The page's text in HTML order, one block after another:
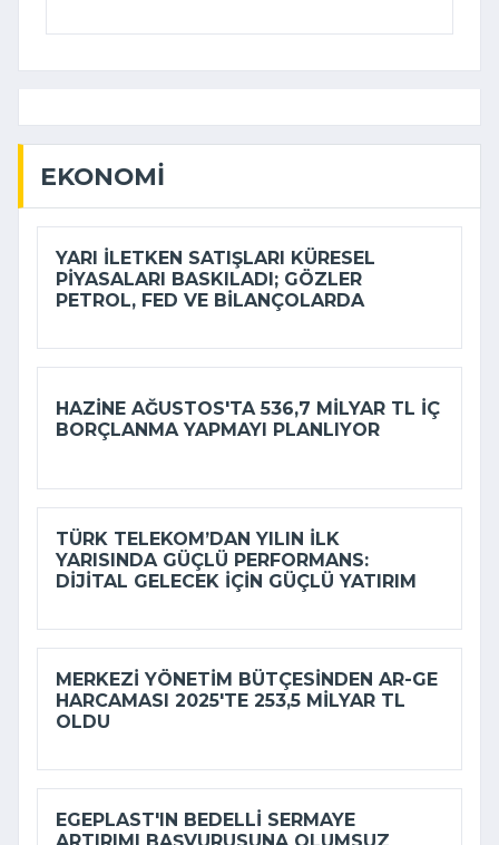
EKONOMI
YARI ILETKEN SATIŞLARI KÜRESEL
PIYASALARI BASKILADI; GÖZLER
PETROL, FED VE BILANÇOLARDA
HAZINE AĞUSTOS'TA 536,7 MILYAR TL IÇ
BORÇLANMA YAPMAYI PLANLIYOR
TÜRK TELEKOM’DAN YILIN ILK
YARISINDA GÜÇLÜ PERFORMANS:
DIJITAL GELECEK IÇIN GÜÇLÜ YATIRIM
MERKEZI YÖNETIM BÜTÇESINDEN AR-GE
HARCAMASI 2025'TE 253,5 MILYAR TL
OLDU
EGEPLAST'IN BEDELLI SERMAYE
ARTIRIMI BAŞVURUSUNA OLUMSUZ